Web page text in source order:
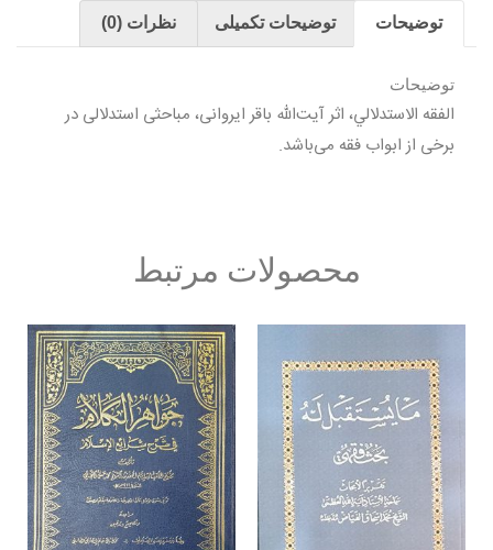
توضیحات توضیحات تکمیلی نظرات (0)
توضیحات
الفقه الاستدلالي، اثر آیت‌الله باقر ایروانی، مباحثی استدلالی در
برخی از ابواب فقه می‌باشد.
محصولات مرتبط